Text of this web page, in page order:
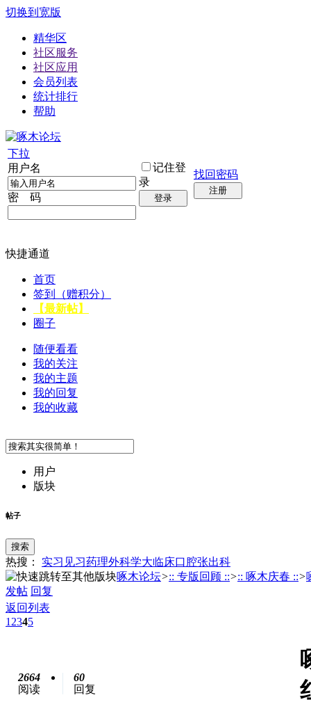
切换到宽版
精华区
社区服务
社区应用
会员列表
统计排行
帮助
下拉
用户名
密 码
记住登
录
登录
找回密码
注册
快捷通道
首页
签到（赠积分）
【最新帖】
圈子
随便看看
我的关注
我的主题
我的回复
我的收藏
用户
版块
帖子
搜索
热搜： 实习 见习药理外科学大临床口腔张出科
啄木论坛>:: 专版回顾 ::>:: 啄木庆春 ::>
发帖 回复
返回列表
1 2345
2664
阅读
60
回复